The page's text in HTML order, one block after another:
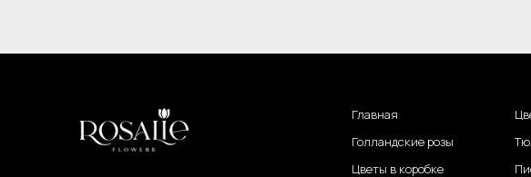
Главная
Голландские розы
Цветы в коробке